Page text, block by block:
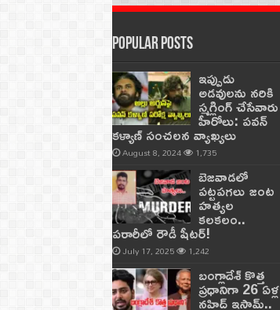
Popular Posts
ఇప్పుడు
అడవులను నరికి
స్మగ్లింగ్ చేసేవారు
హీరోలు: పవన్
కళ్యాణ్ సంచలన వ్యాఖ్యలు
August 8, 2024 1,735
బెజవాడలో
పట్టపగలు జంట
హత్యల
కలకలం..
పరారీలో రౌడీ షీటర్‌!
July 17, 2025 1,242
బంగ్లాదేశ్ కొత్త
ప్రధానిగా 26 ఏళ్ల
నహిద్ ఇస్లామ్..